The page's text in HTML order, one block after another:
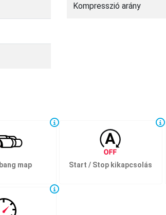
Kompresszió arány
map Start / Stop kikapcsolás